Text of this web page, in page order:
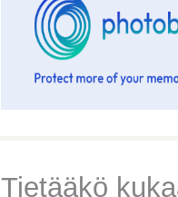
Tietääkö